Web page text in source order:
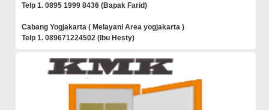
Telp 1. 0895 1999 8436 (Bapak Farid)
Cabang Yogjakarta ( Melayani Area yogjakarta )
Telp 1. 089671224502 (Ibu Hesty)